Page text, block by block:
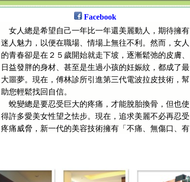
Facebook
女人總是希望自己一年比一年還美麗動人，期待擁有
迷人魅力，以便在職場、情場上無往不利。然而，女人
的青春卻是在２５歲開始就走下坡，逐漸鬆弛的皮膚、
日益發胖的身材、甚至是生過小孩的妊娠紋，都成了最
大噩夢。現在，傅林診所引進第三代電波拉皮技術，幫
助您輕鬆找回自信。
蛻變總是要忍受巨大的疼痛，才能脫胎換骨，但也使
得許多愛美女性望之怯步。現在，追求美麗不必再忍受
疼痛威脅，新一代的美容技術擁有「不痛、無傷口、有
減少，而且疼痛程度也大大降低。